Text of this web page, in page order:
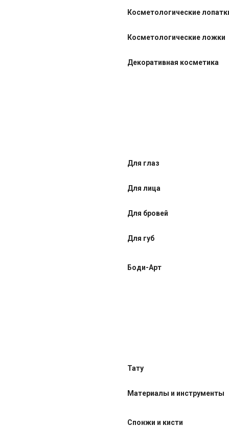
Косметологические
Косметологические ложки
Декоративная косметика
Для глаз
Для лица
Для бровей
Для губ
Боди-Арт
Тату
Материалы и инструменты
Спонжи и кисти